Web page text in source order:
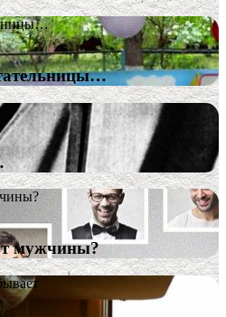
мужчины?